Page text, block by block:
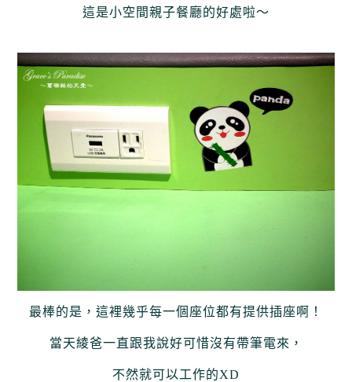
這是小空間親子餐廳的好處啦～
最棒的是，這裡幾乎每一個座位都有提供插座啊！
當天綾爸一直跟我說好可惜沒有帶筆電來，
不然就可以工作的XD